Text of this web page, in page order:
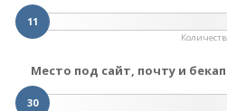
11
Место под сайт, почту и бекап
30